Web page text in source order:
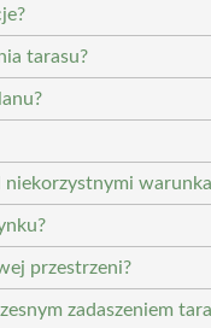
tarasu?
przestrzeni?
zadaszeniem